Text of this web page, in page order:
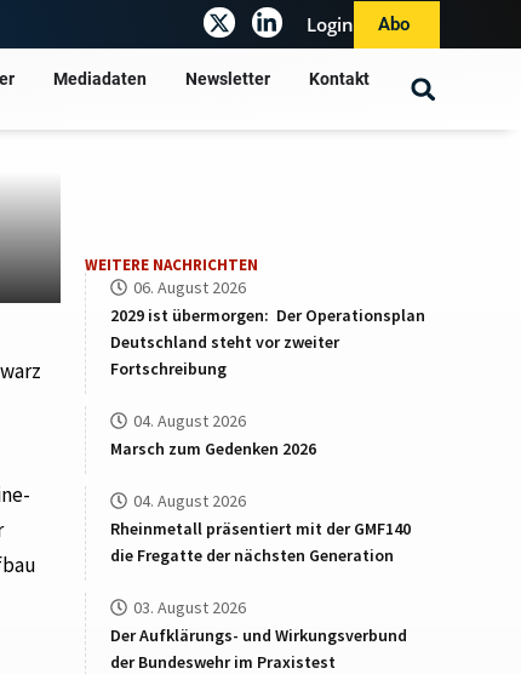
Login Abo
Mediadaten Newsletter Kontakt
WEITERE NACHRICHTEN
06. August 2026
2029 ist übermorgen: Der Operationsplan
Deutschland steht vor zweiter
Fortschreibung
04. August 2026
Marsch zum Gedenken 2026
04. August 2026
Rheinmetall präsentiert mit der GMF140
die Fregatte der nächsten Generation
03. August 2026
Der Aufklärungs- und Wirkungsverbund
der Bundeswehr im Praxistest